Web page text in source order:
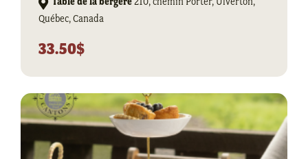
Québec, Canada
33.50$